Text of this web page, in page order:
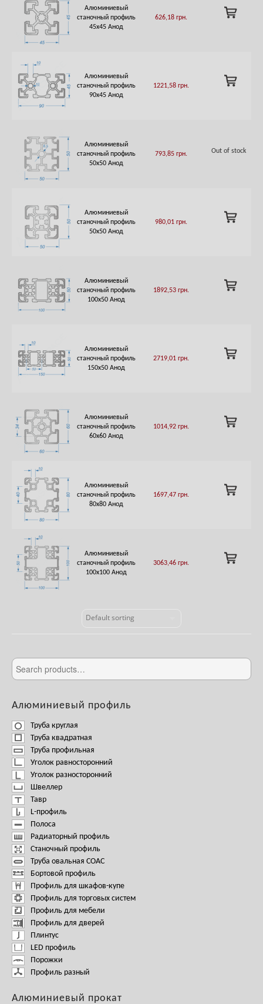
Алюминиевый
станочный профиль
45х45 Анод
626,18 грн.
ADD
TO
Алюминиевый
станочный профиль
90х45 Анод
1221,58 грн.
ADD
TO
Алюминиевый
станочный профиль
50х50 Анод
793,85 грн. Out of stock
Алюминиевый
станочный профиль
50х50 Анод
980,01 грн.
ADD
TO
Алюминиевый
станочный профиль
100х50 Анод
1892,53 грн.
ADD
TO
Алюминиевый
станочный профиль
150х50 Анод
2719,01 грн.
ADD
TO
Алюминиевый
станочный профиль
60х60 Анод
1014,92 грн.
ADD
TO
Алюминиевый
станочный профиль
80х80 Анод
1697,47 грн.
ADD
TO
Алюминиевый
станочный профиль
100х100 Анод
3063,46 грн.
ADD
TO
Алюминиевый профиль
Труба круглая
Труба квадратная
Труба профильная
Уголок равносторонний
Уголок разносторонний
Швеллер
Тавр
L-профиль
Полоса
Радиаторный профиль
Станочный профиль
Труба овальная СОАС
Бортовой профиль
Профиль для шкафов-купе
Профиль для торговых систем
Профиль для мебели
Профиль для дверей
Плинтус
LED профиль
Порожки
Профиль разный
Алюминиевый прокат